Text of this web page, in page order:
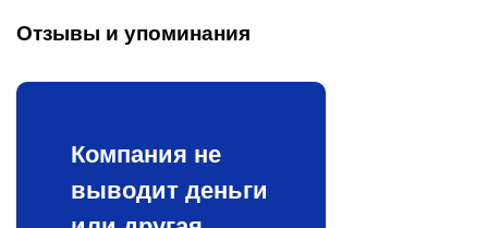
Отзывы и упоминания
Компания не
выводит деньги